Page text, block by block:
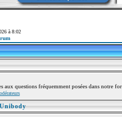
à 8:02
aux questions fréquemment posées dans notre